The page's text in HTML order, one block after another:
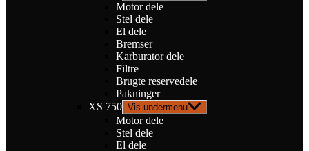
Motor dele
Stel dele
El dele
Bremser
Karburator dele
Filtre
Brugte reservedele
Pakninger
XS 750 Vis undermenu
Motor dele
Stel dele
El dele